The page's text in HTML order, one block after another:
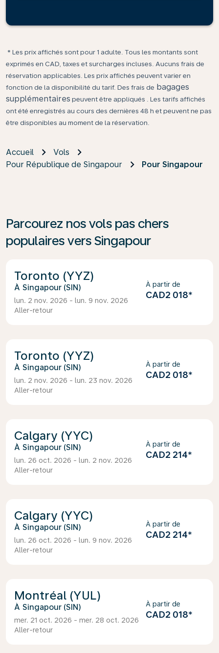
* Les prix affichés sont pour 1 adulte. Tous les montants sont
exprimés en CAD, taxes et surcharges incluses. Aucuns frais de
réservation applicables. Les prix affichés peuvent varier en
fonction de la disponibilité du tarif. Des frais de bagages
supplémentaires peuvent être appliqués . Les tarifs affichés
ont été enregistrés au cours des dernières 48 h et peuvent ne pas
être disponibles au moment de la réservation.
Accueil
Vols
Pour République de Singapour
Pour Singapour
Parcourez nos vols pas chers
populaires vers Singapour
Toronto (YYZ)
Singapour (SIN)
lun. 2 nov. 2026 - lun. 9 nov. 2026
Aller-retour
À partir de
CAD2 018*
Toronto (YYZ)
Singapour (SIN)
lun. 2 nov. 2026 - lun. 23 nov. 2026
Aller-retour
À partir de
CAD2 018*
Calgary (YYC)
Singapour (SIN)
lun. 26 oct. 2026 - lun. 2 nov. 2026
Aller-retour
À partir de
CAD2 214*
Calgary (YYC)
Singapour (SIN)
lun. 26 oct. 2026 - lun. 9 nov. 2026
Aller-retour
À partir de
CAD2 214*
Montréal (YUL)
Singapour (SIN)
mer. 21 oct. 2026 - mer. 28 oct. 2026
Aller-retour
À partir de
CAD2 018*